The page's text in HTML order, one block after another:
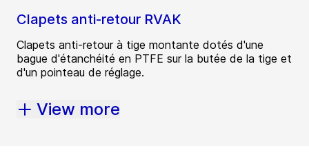
Clapets anti-retour RVAK
Clapets anti-retour à tige montante dotés d'une
bague d'étanchéité en PTFE sur la butée de la tige et
d'un pointeau de réglage.
View more